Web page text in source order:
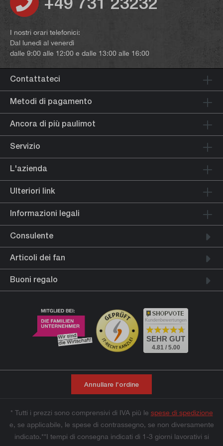
I nostri orari telefonici:
Dal lunedì al venerdì
dalle 9:00 alle 12:00 e dalle 13:00 alle 16:00
Contattateci
Metodi di pagamento
Ancora di più paulimot
Servizio
L'azienda
Ulteriori link
Informazioni legali
Consulente
Articoli dei fan
Buoni regalo
Kundenbewertungen
SEHR GUT
4.81 / 5.00
Annullare l'ordine
* Tutti i prezzi sono comprensivi di IVA più le spese di spedizione
e, se applicabile, le spese di contrassegno, se non diversamente
indicato.**I tempi di consegna indicati di 1-3 giorni lavorativi si